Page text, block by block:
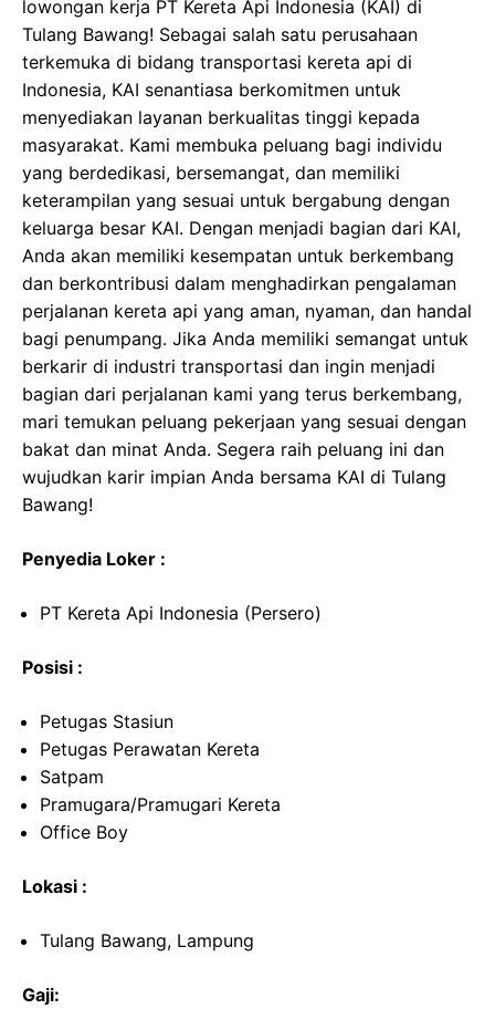
lowongan kerja PT Kereta Api Indonesia (KAI) di
Tulang Bawang! Sebagai salah satu perusahaan
terkemuka di bidang transportasi kereta api di
Indonesia, KAI senantiasa berkomitmen untuk
menyediakan layanan berkualitas tinggi kepada
masyarakat. Kami membuka peluang bagi individu
yang berdedikasi, bersemangat, dan memiliki
keterampilan yang sesuai untuk bergabung dengan
keluarga besar KAI. Dengan menjadi bagian dari KAI,
Anda akan memiliki kesempatan untuk berkembang
dan berkontribusi dalam menghadirkan pengalaman
perjalanan kereta api yang aman, nyaman, dan handal
bagi penumpang. Jika Anda memiliki semangat untuk
berkarir di industri transportasi dan ingin menjadi
bagian dari perjalanan kami yang terus berkembang,
mari temukan peluang pekerjaan yang sesuai dengan
bakat dan minat Anda. Segera raih peluang ini dan
wujudkan karir impian Anda bersama KAI di Tulang
Bawang!
Penyedia Loker :
PT Kereta Api Indonesia (Persero)
Posisi :
Petugas Stasiun
Petugas Perawatan Kereta
Satpam
Pramugara/Pramugari Kereta
Office Boy
Lokasi :
Tulang Bawang, Lampung
Gaji: